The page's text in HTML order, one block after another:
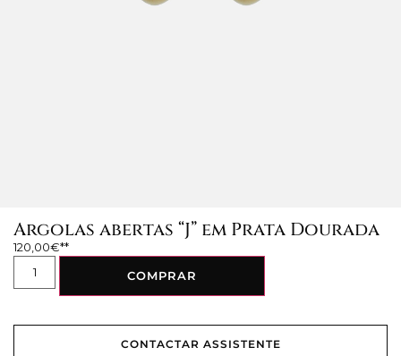
Argolas abertas “J” em Prata Dourada
120,00€
COMPRAR
CONTACTAR ASSISTENTE